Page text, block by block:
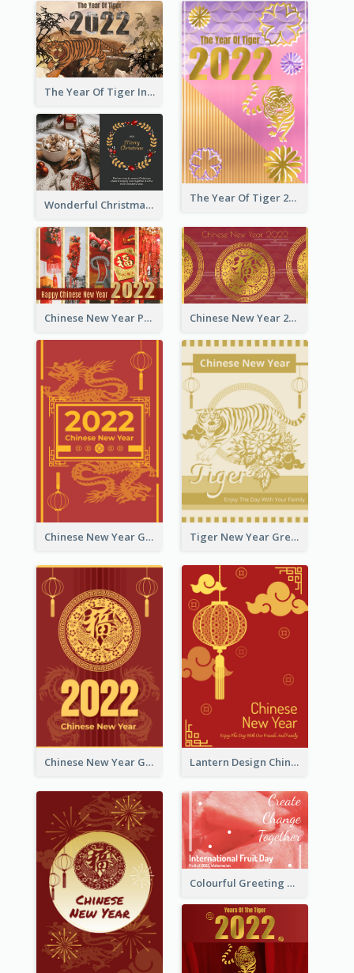
The Year Of Tiger Ink Illustration New Year Greeting Card
The Year Of Tiger 2022 Golden Greeting Card
Wonderful Christmas Greeting Card
Chinese New Year Photo Greeting Card Chinese New Year 2022 Golden Greeting Card
Chinese New Year Greeting Card With Graphic Decorations Tiger New Year Greeting Card With Decorations
Chinese New Year Greeting Card With Dragon Decorations Lantern Design Chinese New Year Greeting Card
Colourful Greeting Card For International Fruit Day 2021